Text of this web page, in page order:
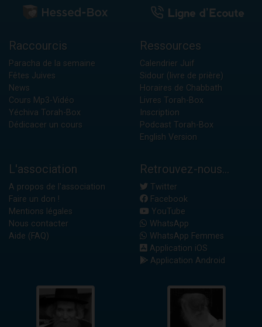
Raccourcis
Paracha de la semaine
Fêtes Juives
News
Cours Mp3-Vidéo
Yéchiva Torah-Box
Dédicacer un cours
Ressources
Calendrier Juif
Sidour (livre de prière)
Horaires de Chabbath
Livres Torah-Box
Inscription
Podcast Torah-Box
English Version
L'association
A propos de l'association
Faire un don !
Mentions légales
Nous contacter
Aide (FAQ)
Retrouvez-nous...
Twitter
Facebook
YouTube
WhatsApp
WhatsApp Femmes
Application iOS
Application Android